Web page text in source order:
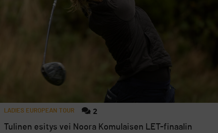
LADIES EUROPEAN TOUR 2
Tulinen esitys vei Noora Komulaisen LET-finaalin